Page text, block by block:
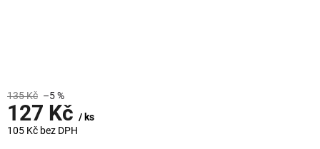
135 Kč –5 %
127 Kč / ks
105 Kč bez DPH